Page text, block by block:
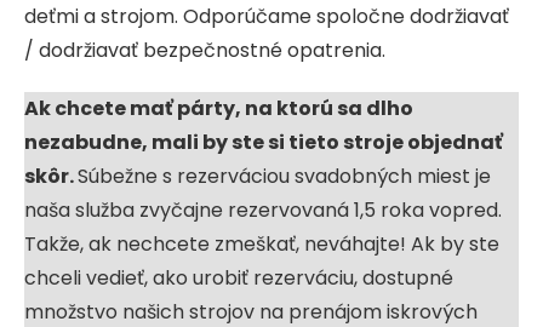
deťmi a strojom. Odporúčame spoločne dodržiavať
/ dodržiavať bezpečnostné opatrenia.
Ak chcete mať párty, na ktorú sa dlho
nezabudne, mali by ste si tieto stroje objednať
skôr.Súbežne s rezerváciou svadobných miest je
naša služba zvyčajne rezervovaná 1,5 roka vopred.
Takže, ak nechcete zmeškať, neváhajte! Ak by ste
chceli vedieť, ako urobiť rezerváciu, dostupné
množstvo našich strojov na prenájom iskrových